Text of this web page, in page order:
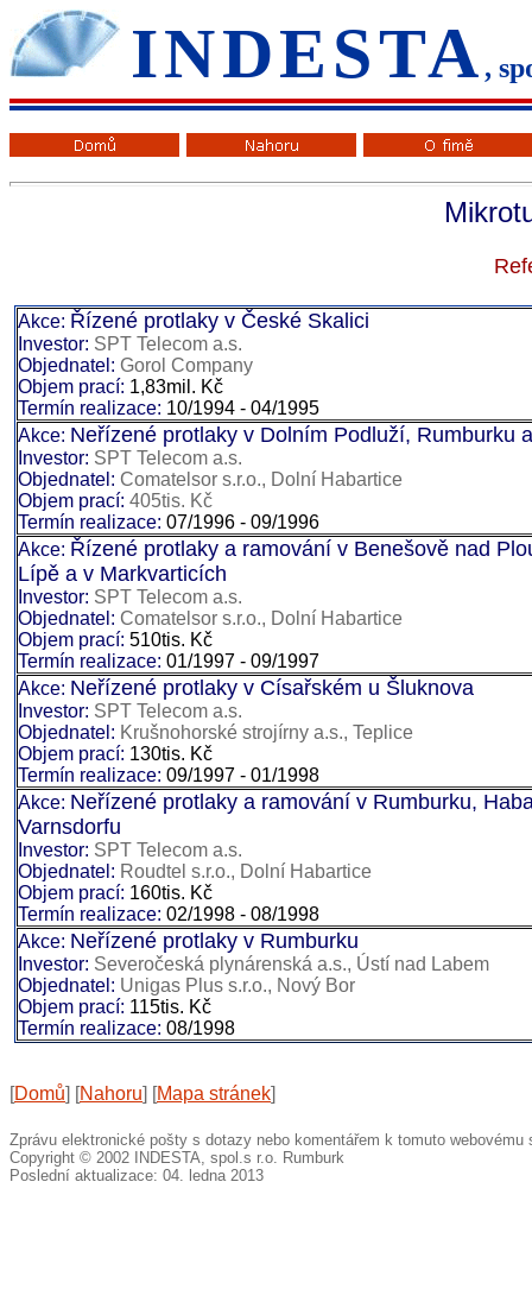
INDESTA ,
Akce: Řízené protlaky v České Skalici
Investor: SPT Telecom a.s.
Objednatel: Gorol Company
Objem prací: 1,83mil. Kč
Termín realizace: 10/1994 - 04/1995
Akce: Neřízené protlaky v Dolním Podluží, Rumburku
Investor: SPT Telecom a.s.
Objednatel: Comatelsor s.r.o., Dolní Habartice
Objem prací: 405tis. Kč
Termín realizace: 07/1996 - 09/1996
Akce: Řízené protlaky a ramování v Benešově nad
Lípě a v Markvarticích
Investor: SPT Telecom a.s.
Objednatel: Comatelsor s.r.o., Dolní Habartice
Objem prací: 510tis. Kč
Termín realizace: 01/1997 - 09/1997
Akce: Neřízené protlaky v Císařském u Šluknova
Investor: SPT Telecom a.s.
Objednatel: Krušnohorské strojírny a.s., Teplice
Objem prací: 130tis. Kč
Termín realizace: 09/1997 - 01/1998
Akce: Neřízené protlaky a ramování v Rumburku,
Varnsdorfu
Investor: SPT Telecom a.s.
Objednatel: Roudtel s.r.o., Dolní Habartice
Objem prací: 160tis. Kč
Termín realizace: 02/1998 - 08/1998
Akce: Neřízené protlaky v Rumburku
Investor: Severočeská plynárenská a.s., Ústí nad Labem
Objednatel: Unigas Plus s.r.o., Nový Bor
Objem prací: 115tis. Kč
Termín realizace: 08/1998
[Domů] [Nahoru] [Mapa stránek]
Zprávu elektronické pošty s dotazy nebo komentářem k tomuto
Copyright © 2002 INDESTA, spol.s r.o. Rumburk
Poslední aktualizace: 04. ledna 2013